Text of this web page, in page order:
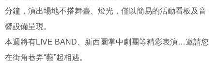
分鐘，演出場地不搭舞臺、燈光，僅以簡易的活動看板及音
響設備呈現。
本週將有LIVE BAND、新西園掌中劇團等精彩表演…邀請您
在街角巷弄“藝”起相遇。